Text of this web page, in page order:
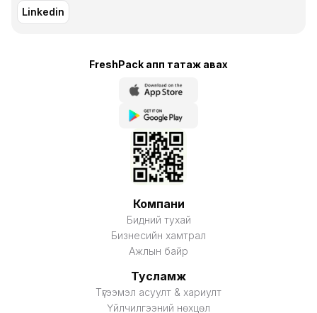
Linkedin
FreshPack апп татаж авaх
Компани
Бидний тухай
Бизнесийн хамтрал
Ажлын байр
Тусламж
Түгээмэл асуулт & хариулт
Үйлчилгээний нөхцөл